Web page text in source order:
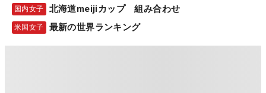
国内女子 北海道meijiカップ 組み合わせ
米国女子 最新の世界ランキング